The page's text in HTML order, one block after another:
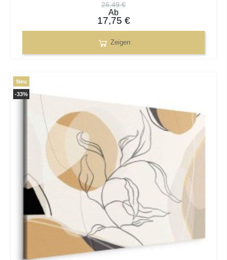
26,49 €
Ab
17,75 €
Zeigen
-33%
Neu